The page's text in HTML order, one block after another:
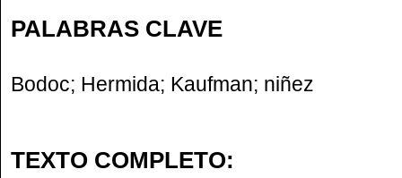
PALABRAS CLAVE
Bodoc; Hermida; Kaufman; niñez
TEXTO COMPLETO: